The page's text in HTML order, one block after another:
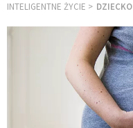
INTELIGENTNE ŻYCIE DZIECKO